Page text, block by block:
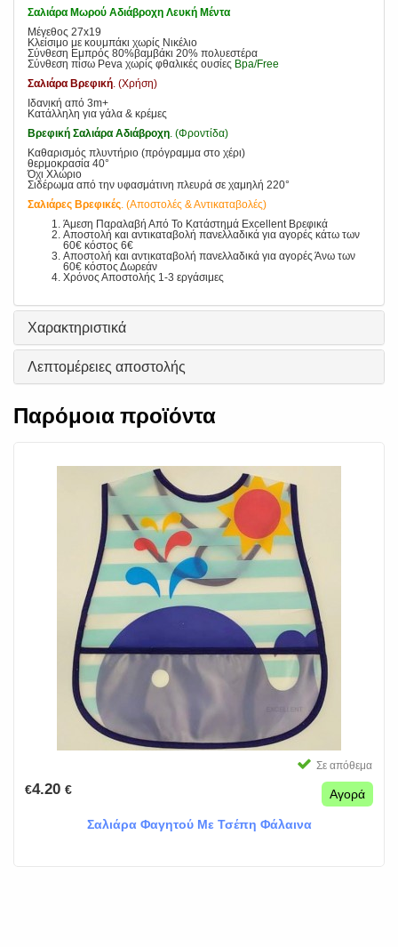
Σαλιάρα Μωρού Αδιάβροχη Λευκή Μέντα
Μέγεθος 27x19
Κλείσιμο με κουμπάκι χωρίς Νικέλιο
Σύνθεση Εμπρός 80%βαμβάκι 20% πολυεστέρα
Σύνθεση πίσω Peva χωρίς φθαλικές ουσίες Bpa/Free
Σαλιάρα Βρεφική. (Χρήση)
Ιδανική από 3m+
Κατάλληλη για γάλα & κρέμες
Βρεφική Σαλιάρα Αδιάβροχη. (Φροντίδα)
Καθαρισμός πλυντήριο (πρόγραμμα στο χέρι)
θερμοκρασία 40°
Όχι Χλώριο
Σιδέρωμα από την υφασμάτινη πλευρά σε χαμηλή 220°
Σαλιάρες Βρεφικές. (Αποστολές & Αντικαταβολές)
Άμεση Παραλαβή Από Το Κατάστημά Excellent Βρεφικά
Αποστολή και αντικαταβολή πανελλαδικά για αγορές κάτω των
60€ κόστος 6€
Αποστολή και αντικαταβολή πανελλαδικά για αγορές Άνω των
60€ κόστος Δωρεάν
Χρόνος Αποστολής 1-3 εργάσιμες
Χαρακτηριστικά
Λεπτομέρειες αποστολής
Παρόμοια προϊόντα
Σε απόθεμα
€4.20 € Αγορά
Σαλιάρα Φαγητού Με Τσέπη Φάλαινα